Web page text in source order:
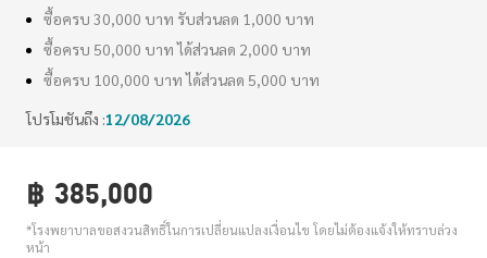
ซื้อครบ 30,000 บาท รับส่วนลด 1,000 บาท
ซื้อครบ 50,000 บาท ได้ส่วนลด 2,000 บาท
ซื้อครบ 100,000 บาท ได้ส่วนลด 5,000 บาท
โปรโมชันถึง :12/08/2026
฿ 385,000
*โรงพยาบาลขอสงวนสิทธิ์ในการเปลี่ยนแปลงเงื่อนไข โดยไม่ต้องแจ้งให้ทราบล่วง
หน้า